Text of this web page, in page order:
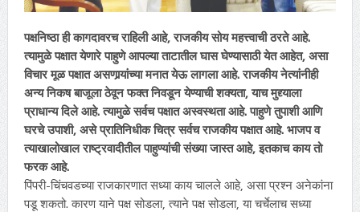
पक्षनिष्ठा ही कागदावरच राहिली आहे, राजकीय सोय महत्त्वाची ठरते आहे.
त्यामुळे पक्षात येणारे पाहुणे आपल्या ताटातील घास घेण्यासाठी येत आहेत, असा
विचार मूळ पक्षात असणार्‍यांच्या मनात येऊ लागला आहे. राजकीय नेत्यांनीही
अन्य निकष बाजूला ठेवून फक्त निवडून येण्याची शक्यता, याच मुद्द्याला
प्राधान्य दिले आहे. त्यामुळे सर्वच पक्षात अस्वस्थता आहे. पाहुणे तुपाशी आणि
घरचे उपाशी, असे प्रातिनिधीक चित्र सर्वच राजकीय पक्षात आहे. भाजप व
त्याखालोखाल राष्ट्रवादीतील पाहुण्यांची संख्या जास्त आहे, इतकाच काय तो
फरक आहे.
पिंपरी-चिंचवडच्या राजकारणात सध्या काय चालले आहे, असा प्रश्‍न अनेकांना
पडू शकतो. कारण याने पक्ष सोडला, त्याने पक्ष सोडला, या चर्चेलाच सध्या